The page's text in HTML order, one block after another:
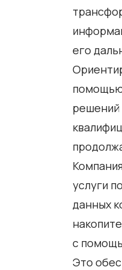
его
помощью
решений
услуги
данных
с
Это